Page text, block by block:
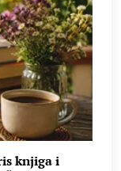
knjiga i